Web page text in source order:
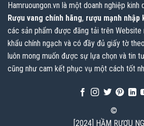
Hamruoungon.vn là một doanh nghiệp kinh
Rượu vang chính hãng, rượu mạnh nhập
các sản phẩm được đăng tải trên Website
khẩu chính ngạch và có đầy đủ giấy tờ
luôn mong muốn được sự lựa chọn và tin
cũng như cam kết phục vụ một cách tốt
©
[2024] HẦM RƯỢU